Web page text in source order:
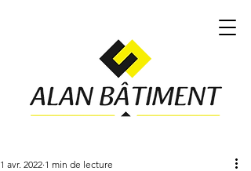
1 avr. 2022 1 min de lecture